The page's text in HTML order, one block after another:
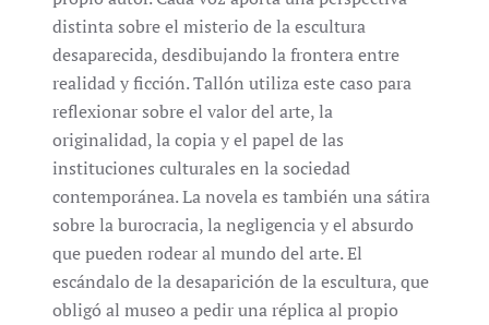
distinta sobre el misterio de la escultura
desaparecida, desdibujando la frontera entre
realidad y ficción. Tallón utiliza este caso para
reflexionar sobre el valor del arte, la
originalidad, la copia y el papel de las
instituciones culturales en la sociedad
contemporánea. La novela es también una sátira
sobre la burocracia, la negligencia y el absurdo
que pueden rodear al mundo del arte. El
escándalo de la desaparición de la escultura, que
obligó al museo a pedir una réplica al propio